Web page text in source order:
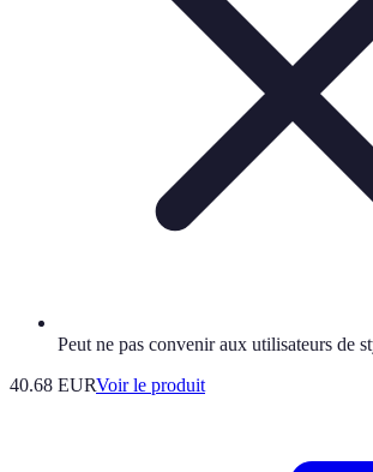
Peut ne pas convenir aux utilisateurs de
40.68 EURVoir le produit